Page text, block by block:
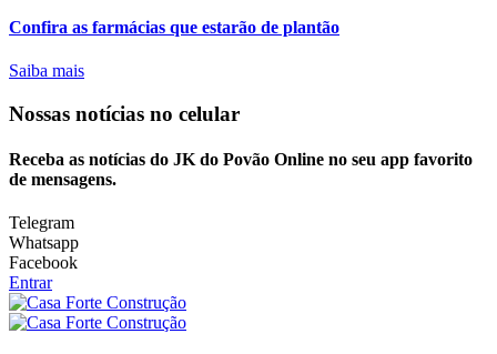
Confira as farmácias que estarão de plantão
Saiba mais
Nossas notícias no celular
Receba as notícias do JK do Povão Online no seu app favorito
de mensagens.
Telegram
Whatsapp
Facebook
Entrar